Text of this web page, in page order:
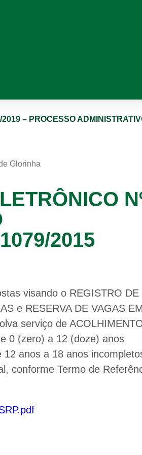
– PROCESSO
Glorinha
2015
visando o REGISTRO DE
e RESERVA DE VAGAS EM
serviço de
0 (zero) a 12 (doze) anos
anos a 18 anos
conforme Termo de